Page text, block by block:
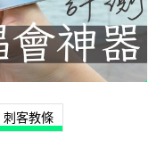
刺客教條